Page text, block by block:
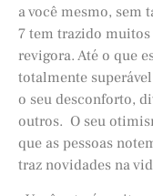
a você mesmo, sem
7 tem trazido muitos
revigora. Até o que
totalmente
o seu desconforto,
outros. O seu
que as pessoas
traz novidades na